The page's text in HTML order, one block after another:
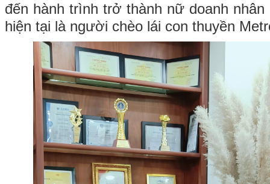
đến hành trình trở thành nữ doanh
hiện tại là người chèo lái con thuyền